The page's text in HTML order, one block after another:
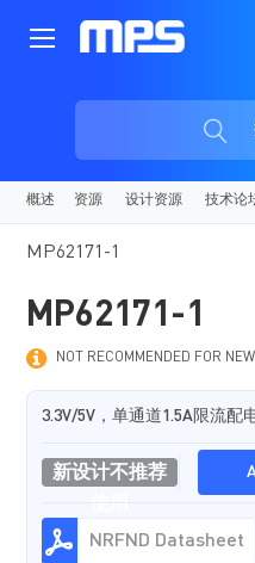
概述 资源 设计资源 技术论
MP62171-1
MP62171-1
NOT RECOMMENDED FOR
3.3V/5V，单通道1.5A限流配
新设计不推荐
使用
NRFND Datasheet